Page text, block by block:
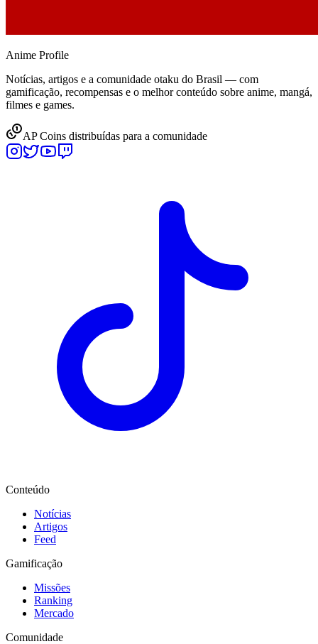
Anime Profile
Notícias, artigos e a comunidade otaku do Brasil — com
gamificação, recompensas e o melhor conteúdo sobre anime, mangá,
filmes e games.
AP Coins distribuídas para a comunidade
Conteúdo
Notícias
Artigos
Feed
Gamificação
Missões
Ranking
Mercado
Comunidade